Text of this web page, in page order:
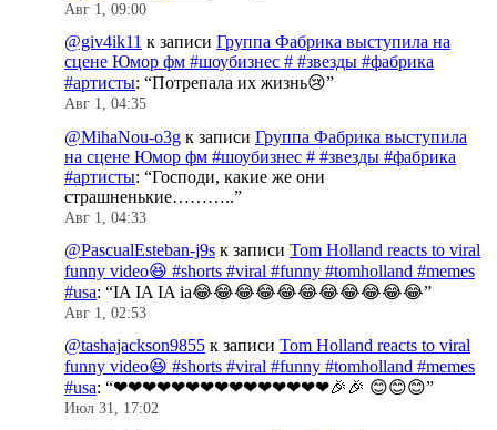
Авг 1, 09:00
@giv4ik11 к записи Группа Фабрика выступила на
сцене Юмор фм #шоубизнес # #звезды #фабрика
#артисты: “Потрепала их жизнь😢”
Авг 1, 04:35
@MihaNou-o3g к записи Группа Фабрика выступила
на сцене Юмор фм #шоубизнес # #звезды #фабрика
#артисты: “Господи, какие же они
страшненькие………..”
Авг 1, 04:33
@PascualEsteban-j9s к записи Tom Holland reacts to viral
funny video😆 #shorts #viral #funny #tomholland #memes
#usa: “IA IA IA ia😂😂😂😂😂😂😂😂😂😂😂”
Авг 1, 02:53
@tashajackson9855 к записи Tom Holland reacts to viral
funny video😆 #shorts #viral #funny #tomholland #memes
#usa: “❤❤❤❤❤❤❤❤❤❤❤❤❤❤❤🎉🎉 😊😊😊”
Июл 31, 17:02